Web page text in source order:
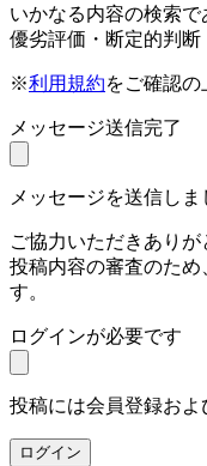
いかなる内容の検索で
優劣評価・断定的判断
※利用規約をご確認
メッセージ送信完了
メッセージを送信しま
ご協力いただきありが
投稿内容の審査のため
す。
ログインが必要です
投稿には会員登録お
ログイン